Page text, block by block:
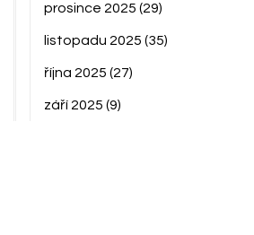
prosince 2025 (29)
listopadu 2025 (35)
října 2025 (27)
září 2025 (9)